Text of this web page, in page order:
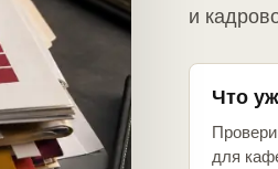
и
Что
для